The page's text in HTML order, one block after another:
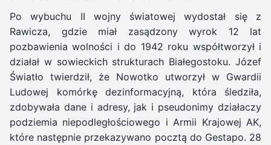
Po wybuchu II wojny światowej wydostał się z
Rawicza, gdzie miał zasądzony wyrok 12 lat
pozbawienia wolności i do 1942 roku współtworzył i
działał w sowieckich strukturach Białegostoku. Józef
Światło twierdził, że Nowotko utworzył w Gwardii
Ludowej komórkę dezinformacyjną, która śledziła,
zdobywała dane i adresy, jak i pseudonimy działaczy
podziemia niepodległościowego i Armii Krajowej AK,
które następnie przekazywano pocztą do Gestapo. 28